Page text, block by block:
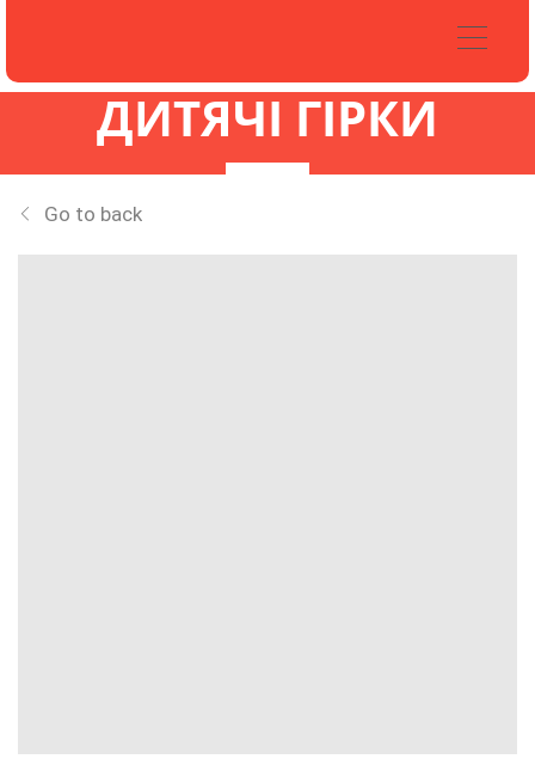
ДИТЯЧІ ГІРКИ
Go to back